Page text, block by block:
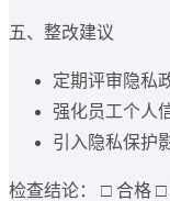
五、整改建议
定期评审隐私
强化员工个人
引入隐私保护
检查结论： □ 合格